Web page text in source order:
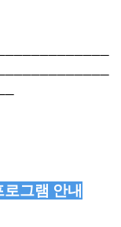
그램 안내